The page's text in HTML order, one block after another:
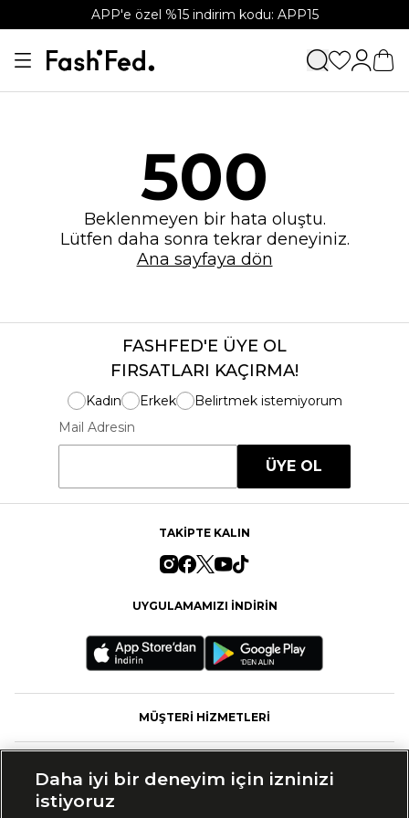
APP'e özel %15 indirim kodu: APP15
500
Beklenmeyen bir hata oluştu.
Lütfen daha sonra tekrar deneyiniz.
Ana sayfaya dön
FASHFED'E ÜYE OL
FIRSATLARI KAÇIRMA!
Kadın Erkek
Belirtmek istemiyorum
Mail Adresin
ÜYE OL
TAKİPTE KALIN
UYGULAMAMIZI İNDİRİN
MÜŞTERİ HİZMETLERİ
Daha iyi bir deneyim için izninizi
istiyoruz